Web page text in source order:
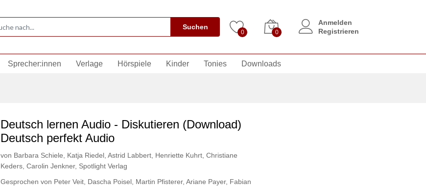
Suchen
0 0
Anmelden
Registrieren
Sprecher:innen Verlage Hörspiele Kinder Tonies Downloads
Deutsch lernen Audio - Diskutieren (Download)
Deutsch perfekt Audio
von Barbara Schiele Katja Riedel, Astrid Labbert, Henriette Kuhrt, Christiane
Keders, Carolin Jenkner, Spotlight Verlag
Gesprochen von Peter Veit, Dascha Poisel, Martin Pfisterer, Ariane Payer, Fabian